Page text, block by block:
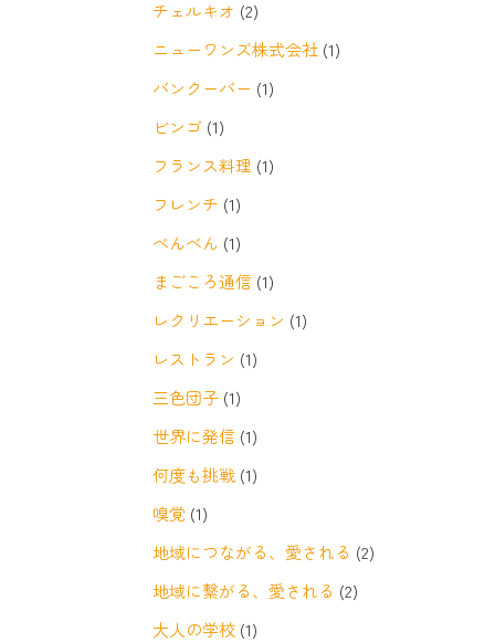
チェルキオ (2)
ニューワンズ株式会社 (1)
バンクーバー (1)
ビンゴ (1)
フランス料理 (1)
フレンチ (1)
べんべん (1)
まごころ通信 (1)
レクリエーション (1)
レストラン (1)
三色団子 (1)
世界に発信 (1)
何度も挑戦 (1)
嗅覚 (1)
地域につながる、愛される (2)
地域に繋がる、愛される (2)
大人の学校 (1)